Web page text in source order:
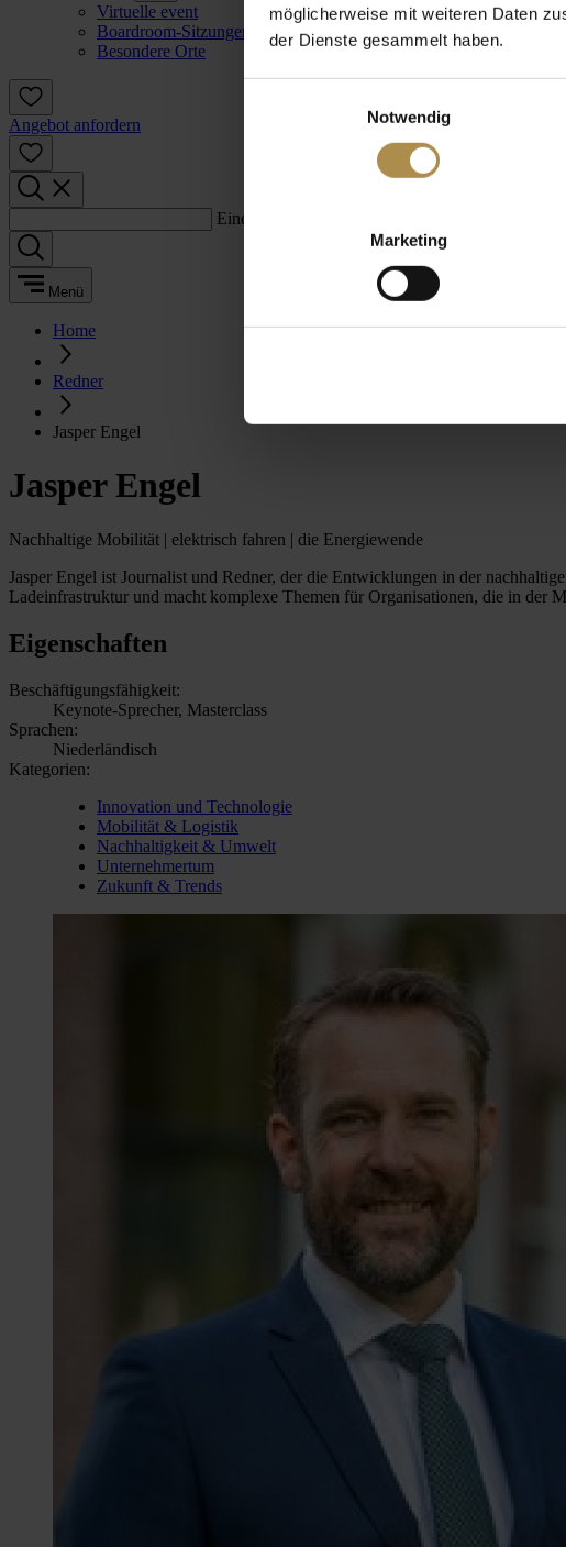
möglicherweise mit weiteren Daten
der Dienste gesammelt haben.
Notwendig
Marketing
Virtuelle event
Boardroom-Sitzungen
Besondere Orte
Angebot anfordern
Einen Suchbegriff eingeben:
Menü
Home
Redner
Jasper Engel
Jasper Engel
Nachhaltige Mobilität | elektrisch fahren | die Energiewende
Jasper Engel ist Journalist und Redner, der die Entwicklungen in der
Ladeinfrastruktur und macht komplexe Themen für Organisationen, die in der
Eigenschaften
Beschäftigungsfähigkeit:
Keynote-Sprecher, Masterclass
Sprachen:
Niederländisch
Kategorien:
Innovation und Technologie
Mobilität & Logistik
Nachhaltigkeit & Umwelt
Unternehmertum
Zukunft & Trends